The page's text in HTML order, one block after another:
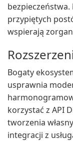
bezpieczeństwa.
przypiętych
wspierają
Bogaty
usprawnia
korzystać z API
tworzenia
integracji z